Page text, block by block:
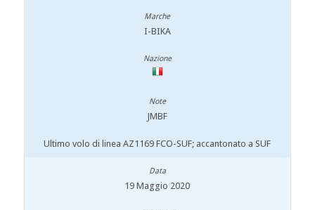
I-BIKA
JMBF
Ultimo volo di linea AZ1169 FCO-SUF; accantonato a SUF
19 Maggio 2020